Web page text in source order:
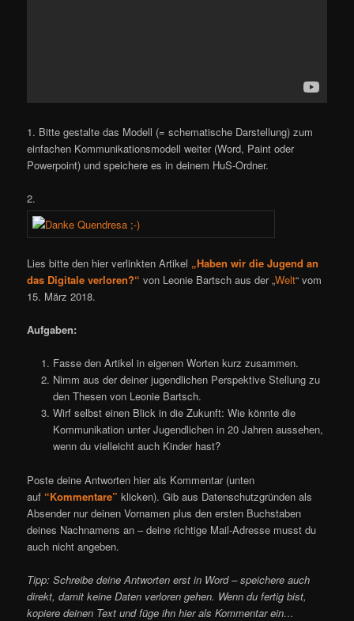
1. Bitte gestalte das Modell (= schematische Darstellung) zum
einfachen Kommunikationsmodell weiter (Word, Paint oder
Powerpoint) und speichere es in deinem HuS-Ordner.
2.
Lies bitte den hier verlinkten Artikel „Haben wir die Jugend an
das Digitale verloren?“ von Leonie Bartschaus der „Welt“ vom
15. März 2018.
Aufgaben:
Fasse den Artikel in eigenen Worten kurz zusammen.
Nimm aus der deiner jugendlichen Perspektive Stellung zu
den Thesen von Leonie Bartsch.
Wirf selbst einen Blick in die Zukunft: Wie könnte die
Kommunikation unter Jugendlichen in 20 Jahren aussehen,
wenn du vielleicht auch Kinder hast?
Poste deine Antworten hier als Kommentar (unten
auf “Kommentare” klicken). Gib aus Datenschutzgründen als
Absender nur deinen Vornamen plus den ersten Buchstaben
deines Nachnamens an – deine richtige Mail-Adresse musst du
auch nicht angeben.
Tipp: Schreibe deine Antworten erst in Word – speichere auch
direkt, damit keine Daten verloren gehen. Wenn du fertig bist,
kopiere deinen Text und füge ihn hier als Kommentar ein…